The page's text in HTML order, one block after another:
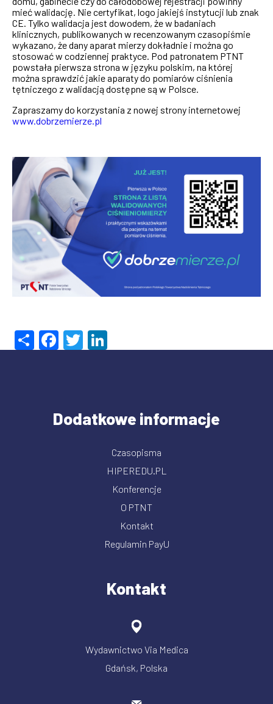
mieć walidację. Nie certyfikat, logo jakiejś instytucji lub znak
CE. Tylko walidacja jest dowodem, że w badaniach
klinicznych, publikowanych w recenzowanym czasopiśmie
wykazano, że dany aparat mierzy dokładnie i można go
stosować w codziennej praktyce. Pod patronatem PTNT
powstała pierwsza strona w języku polskim, na której
można sprawdzić jakie aparaty do pomiarów ciśnienia
tętniczego z walidacją dostępne są w Polsce.
Zapraszamy do korzystania z nowej strony internetowej
www.dobrzemierze.pl
ShareFacebook
Twitter
Dodatkowe informacje
Czasopisma
HIPEREDU.PL
Konferencje
O PTNT
Kontakt
Regulamin PayU
Kontakt
Wydawnictwo Via Medica
Gdańsk, Polska